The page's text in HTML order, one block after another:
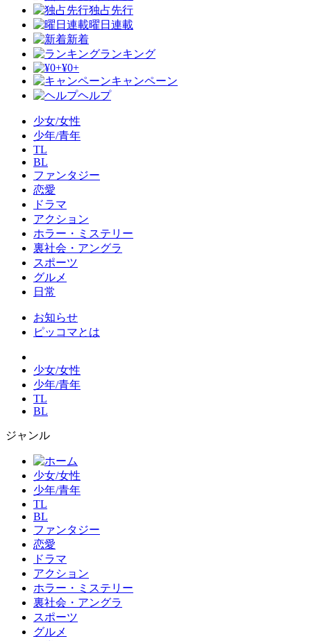
独占先行
曜日連載
新着
ランキング
¥0+
キャンペーン
ヘルプ
少女/女性
少年/青年
TL
BL
ファンタジー
恋愛
ドラマ
アクション
ホラー・ミステリー
裏社会・アングラ
スポーツ
グルメ
日常
お知らせ
ピッコマとは
少女/女性
少年/青年
TL
BL
ジャンル
少女/女性
少年/青年
TL
BL
ファンタジー
恋愛
ドラマ
アクション
ホラー・ミステリー
裏社会・アングラ
スポーツ
グルメ